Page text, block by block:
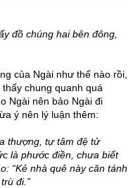
đồ chúng hai bên đông,
của Ngài như thế nào rồi,
chung quanh quá
Ngài nên bảo Ngài đi
ý nên lý luận thêm:
thượng, tự tâm đệ tử
là phước điền, chưa biết
“Kẻ nhà quê này căn tánh
đi.”